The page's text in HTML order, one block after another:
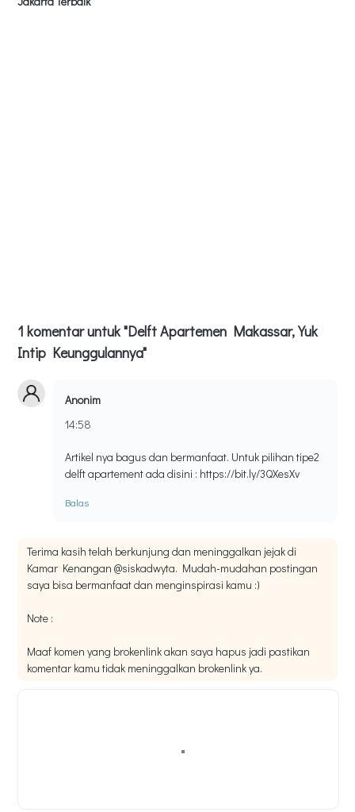
1 komentar untuk "Delft Apartemen Makassar, Yuk
Intip Keunggulannya"
Anonim
14:58
Artikel nya bagus dan bermanfaat. Untuk pilihan tipe2
delft apartement ada disini : https://bit.ly/3QXesXv
Balas
Terima kasih telah berkunjung dan meninggalkan jejak di
Kamar Kenangan @siskadwyta. Mudah-mudahan postingan
saya bisa bermanfaat dan menginspirasi kamu :)
Note :
Maaf komen yang brokenlink akan saya hapus jadi pastikan
komentar kamu tidak meninggalkan brokenlink ya.